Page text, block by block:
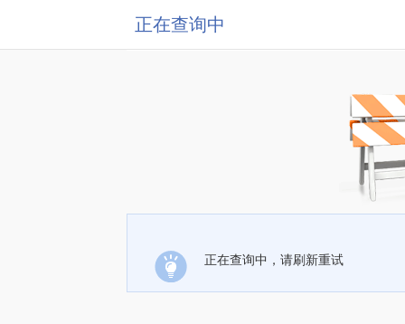
正在查询中
正在查询中，请刷新重试